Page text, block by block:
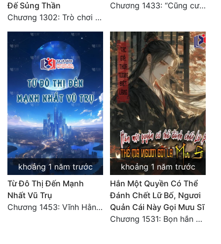
Đế Sủng Thần
Chương 1302: Trò chơi mười người của Khúc Linh
Chương 1433: “Cũng cười Trường An danh lợi chỗ, hồng trần nửa là vó ngựa lật” (Chương kết)
khoảng 1 năm trước
Từ Đô Thị Đến Mạnh
Nhất Vũ Trụ
Chương 1453: Vĩnh Hằng Chi Cảnh! (Đại kết cục) 2
khoảng 1 năm trước
Hắn Một Quyền Có Thể
Đánh Chết Lữ Bố, Ngươi
Quản Cái Này Gọi Mưu Sĩ
Chương 1531: Bọn hắn có khi nào quay lại không nhỉ?